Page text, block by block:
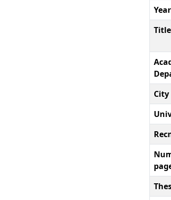
Year
Title
City